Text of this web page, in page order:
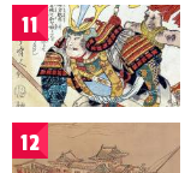
11
12